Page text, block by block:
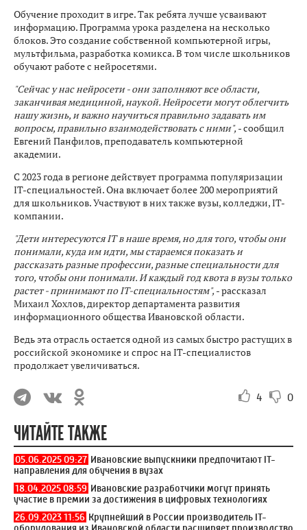
Обучение проходит в игре. Так ребята лучше усваивают
информацию. Программа урока разделена на несколько
блоков. Это создание собственной компьютерной игры,
мультфильма, разработка комикса. В том числе школьников
обучают работе с нейросетями.
"Сейчас у нас нейросети - они заполняют все области,
заканчивая медициной, наукой. Нейросети могут облегчить
нашу жизнь, и важно научиться правильно задавать им
вопросы, правильно взаимодействовать с ними", - сообщил
Евгений Панфилов, преподаватель компьютерной
академии.
С 2023 года в регионе действует программа популяризации
IT-специальностей. Она включает более 200 мероприятий
для школьников. Участвуют в них также вузы, колледжи, IT-
компании.
"Дети интересуются IT в наше время, но для того, чтобы они
понимали, куда им идти, мы стараемся показать и
рассказать разные профессии, разные специальности для
того, чтобы они понимали. И каждый год квота в вузы только
растет - принимают по IT-специальностям", - рассказал
Михаил Хохлов, директор департамента развития
информационного общества Ивановской области.
Ведь эта отрасль остается одной из самых быстро растущих в
российской экономике и спрос на IT-специалистов
продолжает увеличиваться.
4 0
ЧИТАЙТЕ ТАКЖЕ
05.06.2025 09:27 Ивановские выпускники предпочитают IT-
направления для обучения в вузах
18.04.2025 08:59 Ивановские разработчики могут принять
участие в премии за достижения в цифровых технологиях
26.09.2023 11:56 Крупнейший в России производитель IT-